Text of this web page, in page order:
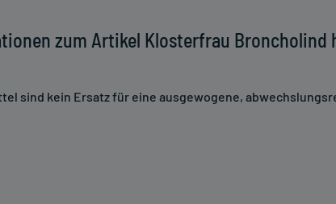
zum Artikel Klosterfrau Broncholind
sind kein Ersatz für eine ausgewogene,